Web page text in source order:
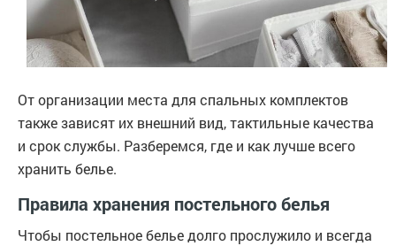
От организации места для спальных комплектов
также зависят их внешний вид, тактильные качества
и срок службы. Разберемся, где и как лучше всего
хранить белье.
Правила хранения постельного белья
Чтобы постельное белье долго прослужило и всегда